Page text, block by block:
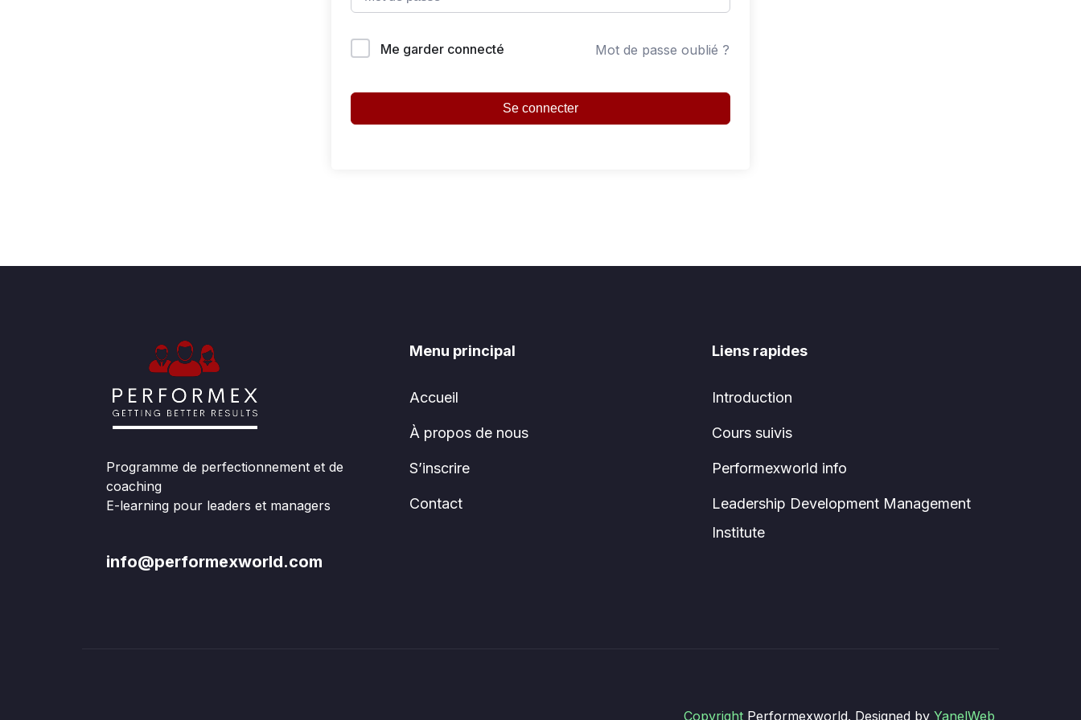
Me garder connecté Mot de passe oublié ?
Se connecter
Programme de perfectionnement et de
coaching
E-learning pour leaders et managers
info@performexworld.com
Menu principal
Accueil
À propos de nous
S’inscrire
Contact
Liens rapides
Introduction
Cours suivis
Performexworld info
Leadership Development Management
Institute
Copyright Performexworld. Designed by YanelWeb